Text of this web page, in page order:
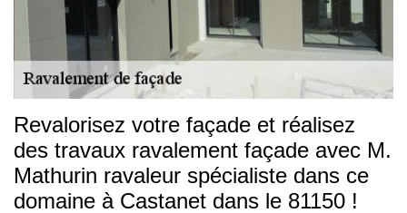
Revalorisez votre façade et réalisez
des travaux ravalement façade avec M.
Mathurin ravaleur spécialiste dans ce
domaine à Castanet dans le 81150 !